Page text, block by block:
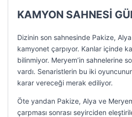
KAMYON SAHNESİ
Dizinin son sahnesinde Pakize,
kamyonet çarpıyor. Kanlar içinde
bilinmiyor. Meryem’in sahnelerine
vardı. Senaristlerin bu iki
karar vereceği merak ediliyor.
Öte yandan Pakize, Alya ve
çarpması sonrası seyirciden